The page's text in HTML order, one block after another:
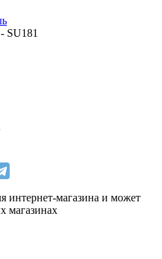
SU181
интернет-магазина и может
магазинах